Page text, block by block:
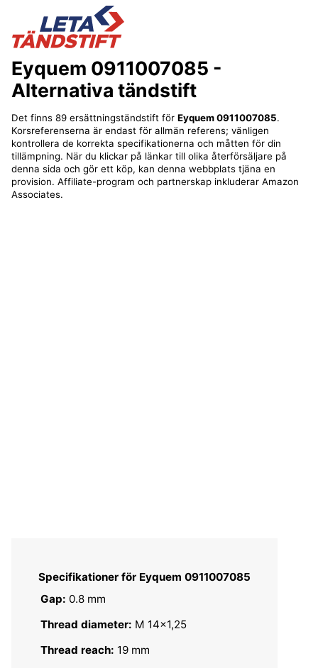
Eyquem 0911007085 -
Alternativa tändstift
Det finns 89 ersättningständstift för Eyquem 0911007085.
Korsreferenserna är endast för allmän referens; vänligen
kontrollera de korrekta specifikationerna och måtten för din
tillämpning. När du klickar på länkar till olika återförsäljare på
denna sida och gör ett köp, kan denna webbplats tjäna en
provision. Affiliate-program och partnerskap inkluderar Amazon
Associates.
Specifikationer för Eyquem 0911007085
Gap: 0.8 mm
Thread diameter: M 14x1,25
Thread reach: 19 mm